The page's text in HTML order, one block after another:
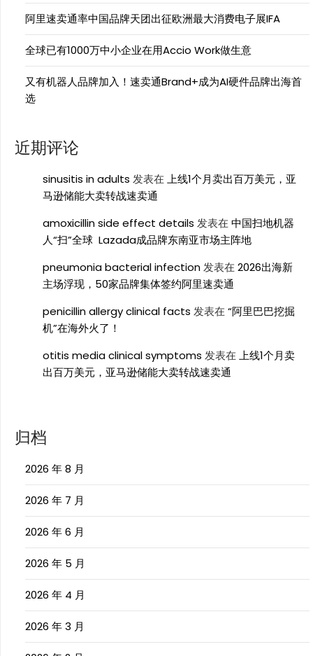
阿里速卖通率中国品牌天团出征欧洲最大消费电子展IFA
全球已有1000万中小企业在用Accio Work做生意
又有机器人品牌加入！速卖通Brand+成为AI硬件品牌出海首
选
近期评论
sinusitis in adults 发表在 上线1个月卖出百万美元，亚
马逊储能大卖转战速卖通
amoxicillin side effect details 发表在 中国扫地机器
人“扫”全球 Lazada成品牌东南亚市场主阵地
pneumonia bacterial infection发表在 2026出海新
主场浮现，50家品牌集体签约阿里速卖通
penicillin allergy clinical facts 发表在 “阿里巴巴挖掘
机”在海外火了！
otitis media clinical symptoms 发表在 上线1个月卖
出百万美元，亚马逊储能大卖转战速卖通
归档
2026 年 8 月
2026 年 7 月
2026 年 6 月
2026 年 5 月
2026 年 4 月
2026 年 3 月